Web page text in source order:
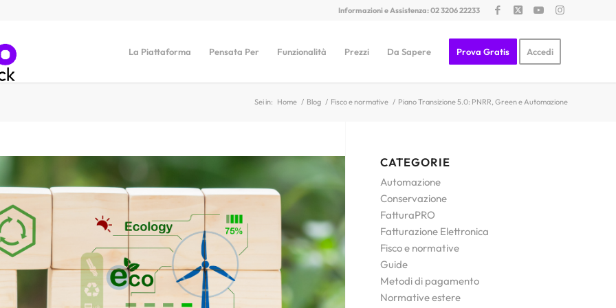
Informazioni e Assistenza: 02 3206 22233
La Piattaforma Pensata Per Funzionalità Prezzi Da Sapere Prova Gratis Accedi
Sei in: Home / Blog / Fisco e normative / Piano Transizione 5.0: PNRR, Green e Automazione
CATEGORIE
Automazione
Conservazione
FatturaPRO
Fatturazione Elettronica
Fisco e normative
Guide
Metodi di pagamento
Normative estere